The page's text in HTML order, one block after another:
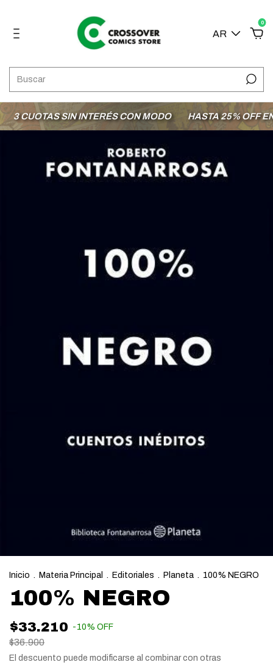
AR
0
CUOTAS SIN INTERÉS CON MODO HASTA 25% OFF EN
Inicio . Materia Principal . Editoriales . Planeta . 100% NEGRO
100% NEGRO
$33.210 - 10% OFF
$36.900
El descuento puede modificarse al combinar con otras